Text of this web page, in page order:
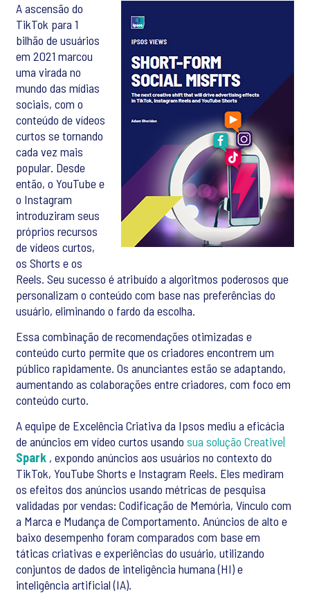
A ascensão do
TikTok para 1
bilhão de usuários
em 2021 marcou
uma virada no
mundo das mídias
sociais, com o
conteúdo de vídeos
curtos se tornando
cada vez mais
popular. Desde
então, o YouTube e
o Instagram
introduziram seus
próprios recursos
de vídeos curtos,
os Shorts e os
Reels. Seu sucesso é atribuído a algoritmos poderosos que
personalizam o conteúdo com base nas preferências do
usuário, eliminando o fardo da escolha.
Essa combinação de recomendações otimizadas e
conteúdo curto permite que os criadores encontrem um
público rapidamente. Os anunciantes estão se adaptando,
aumentando as colaborações entre criadores, com foco em
conteúdo curto.
A equipe de Excelência Criativa da Ipsos mediu a eficácia
de anúncios em vídeo curtos usando sua solução Creative|
Spark , expondo anúncios aos usuários no contexto do
TikTok, YouTube Shorts e Instagram Reels. Eles mediram
os efeitos dos anúncios usando métricas de pesquisa
validadas por vendas: Codificação de Memória, Vínculo com
a Marca e Mudança de Comportamento. Anúncios de alto e
baixo desempenho foram comparados com base em
táticas criativas e experiências do usuário, utilizando
conjuntos de dados de inteligência humana (HI) e
inteligência artificial (IA).